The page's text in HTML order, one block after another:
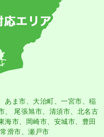
あま市、大治町、一宮市、稲
、 尾張旭市、清須市、北名古
海市、岡崎市、安城市、豊田
滑市、瀬戸市